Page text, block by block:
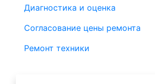
Диагностика и оценка
Согласование цены ремонта
Ремонт техники